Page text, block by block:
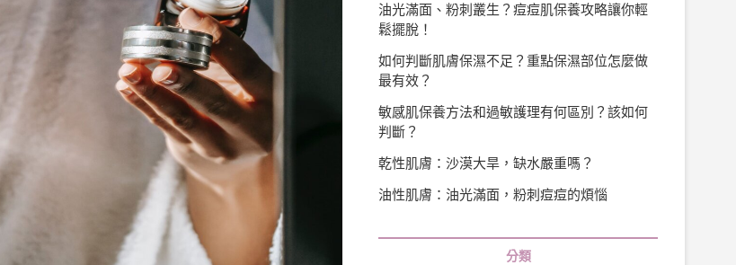
油光滿面、粉刺叢生？痘痘肌保養攻略讓你輕
鬆擺脫！
如何判斷肌膚保濕不足？重點保濕部位怎麼做
最有效？
敏感肌保養方法和過敏護理有何區別？該如何
判斷？
乾性肌膚：沙漠大旱，缺水嚴重嗎？
油性肌膚：油光滿面，粉刺痘痘的煩惱
分類